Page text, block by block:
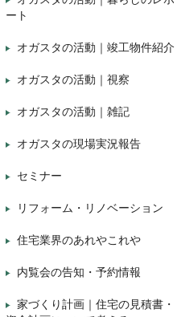
ート
オガスタの活動｜竣工物件紹介
オガスタの活動｜視察
オガスタの活動｜雑記
オガスタの現場実況報告
セミナー
リフォーム・リノベーション
住宅業界のあれやこれや
内覧会の告知・予約情報
家づくり計画｜住宅の見積書・